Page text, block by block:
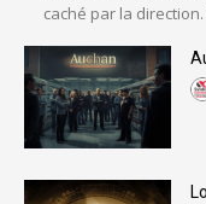
caché par la